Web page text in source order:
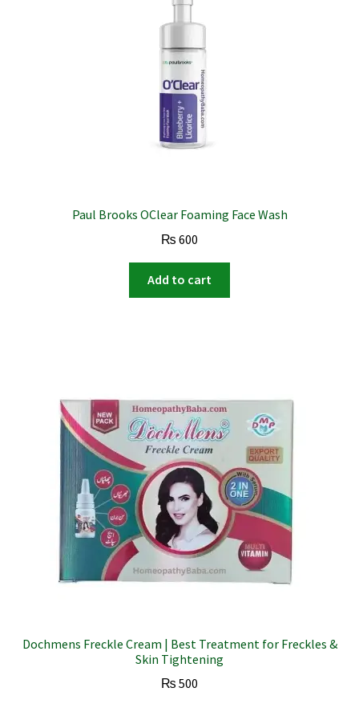
Paul Brooks OClear Foaming Face Wash
₨ 600
Add to cart
Dochmens Freckle Cream | Best Treatment for Freckles &
Skin Tightening
₨ 500